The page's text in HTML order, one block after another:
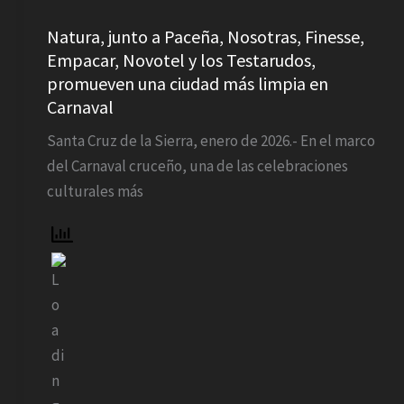
Natura, junto a Paceña, Nosotras, Finesse,
Empacar, Novotel y los Testarudos,
promueven una ciudad más limpia en
Carnaval
Santa Cruz de la Sierra, enero de 2026.- En el marco
del Carnaval cruceño, una de las celebraciones
culturales más
los
Testarudos,
promueven
ciudad
más
limpia
en
Carnaval